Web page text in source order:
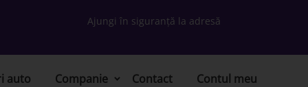
Ajungi în siguranță la adresă
auto Companie Contact Contul meu